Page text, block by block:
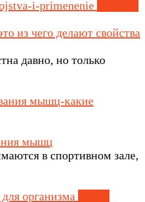
из чего делают свойства
давно, но только
мышц
в спортивном зале,